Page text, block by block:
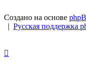
Создано на основе
| Русская поддержка